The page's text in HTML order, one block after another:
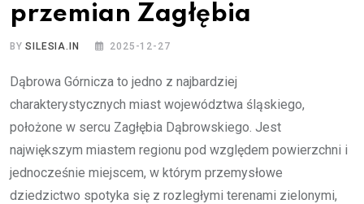
przemian Zagłębia
BYSILESIA.IN 2025-12-27
Dąbrowa Górnicza to jedno z najbardziej
charakterystycznych miast województwa śląskiego,
położone w sercu Zagłębia Dąbrowskiego. Jest
największym miastem regionu pod względem powierzchni i
jednocześnie miejscem, w którym przemysłowe
dziedzictwo spotyka się z rozległymi terenami zielonymi,